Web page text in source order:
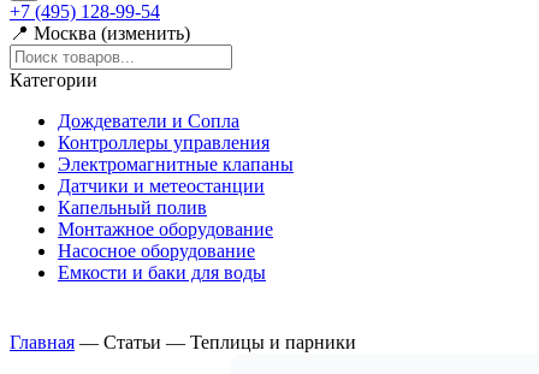
+7 (495) 128-99-54
📍 Москва (изменить)
Категории
Дождеватели и Сопла
Контроллеры управления
Электромагнитные клапаны
Датчики и метеостанции
Капельный полив
Монтажное оборудование
Насосное оборудование
Емкости и баки для воды
Главная — Статьи — Теплицы и парники